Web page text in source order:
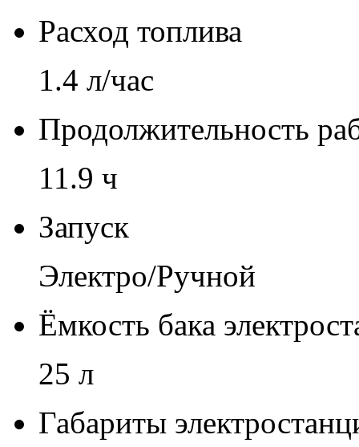
Расход топлива
1.4 л/час
Продолжительность
11.9 ч
Запуск
Электро/Ручной
Ёмкость бака
25 л
Габариты